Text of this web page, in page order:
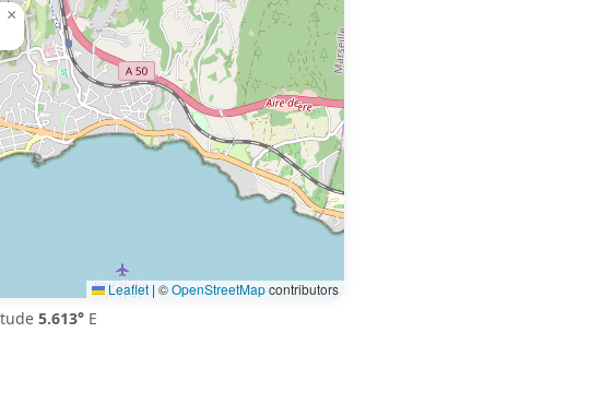
×
Leaflet | ©OpenStreetMapcontributors
5.613° E